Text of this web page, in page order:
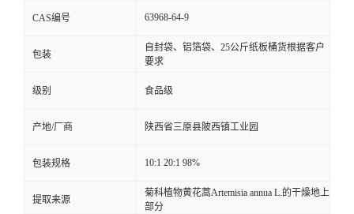
CAS编号 63968-64-9
包装
自封袋、铝箔袋、25公斤纸板桶货根据客户
要求
级别 食品级
产地/厂商 陕西省三原县陂西镇工业园
包装规格 10:1 20:1 98%
提取来源
菊科植物黄花蒿Artemisia annua L.的干燥地上
部分